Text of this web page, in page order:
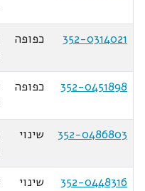
352-0314021
כפופה
352-0451898
כפופה
352-0486803
שינוי
352-0448316
שינוי